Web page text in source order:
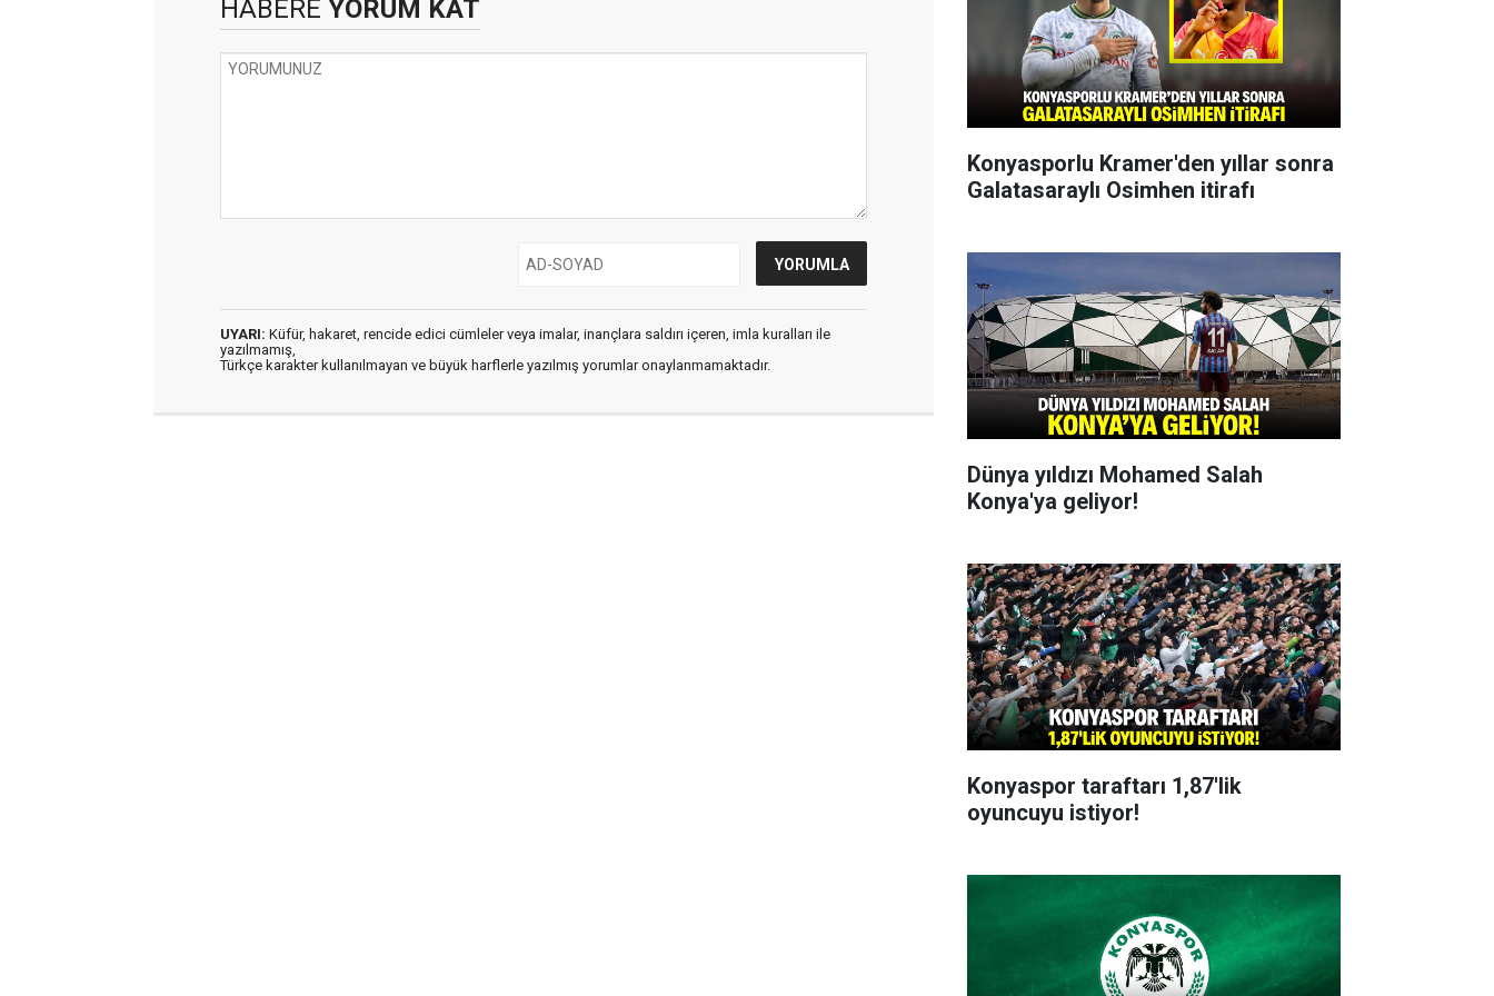
HABERE YORUM KAT
UYARI: Küfür, hakaret, rencide edici cümleler veya imalar, inançlara saldırı içeren, imla kuralları ile
yazılmamış,
Türkçe karakter kullanılmayan ve büyük harflerle yazılmış yorumlar onaylanmamaktadır.
Konyasporlu Kramer'den yıllar sonra
Galatasaraylı Osimhen itirafı
Dünya yıldızı Mohamed Salah
Konya'ya geliyor!
Konyaspor taraftarı 1,87'lik
oyuncuyu istiyor!